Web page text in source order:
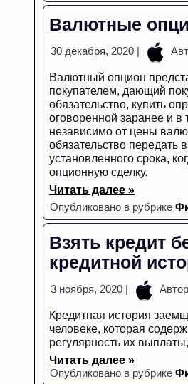
Валютные
30 декабря, 2020 |
Валютный опцион
покупателем, дающий
обязательство, купить
оговоренной заранее и в
независимо от цены
обязательство передать
установленного срока,
опционную сделку.
Читать далее »
Опубликовано в рубрике
Взять кредит
кредитной
3 ноября, 2020 |
Кредитная история
человеке, которая
регулярность их
Читать далее »
Опубликовано в рубрике